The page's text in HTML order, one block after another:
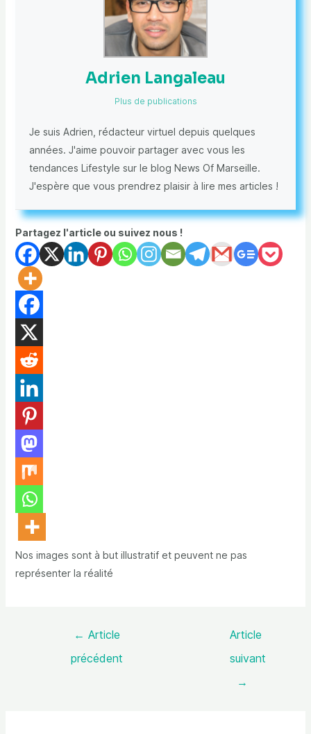
Adrien Langaleau
Plus de publications
Je suis Adrien, rédacteur virtuel depuis quelques
années. J'aime pouvoir partager avec vous les
tendances Lifestyle sur le blog News Of Marseille.
J'espère que vous prendrez plaisir à lire mes articles !
Partagez l'article ou suivez nous !
Nos images sont à but illustratif et peuvent ne pas
représenter la réalité
← Article
précédent
Article
suivant
→